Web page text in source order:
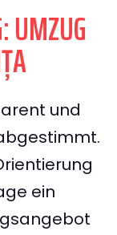
UMZUG
und
ein